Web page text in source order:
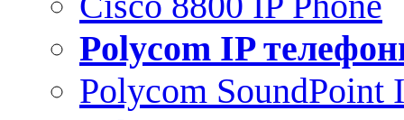
Polycom IP
Polycom SoundPoint